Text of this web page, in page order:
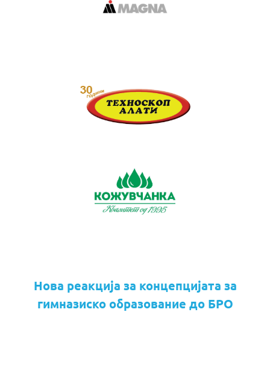
Нова реакција за концепцијата за
гимназиско образование до БРО